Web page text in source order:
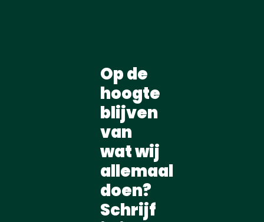
Op de
hoogte
blijven
van
wat wij
allemaal
doen?
Schrijf